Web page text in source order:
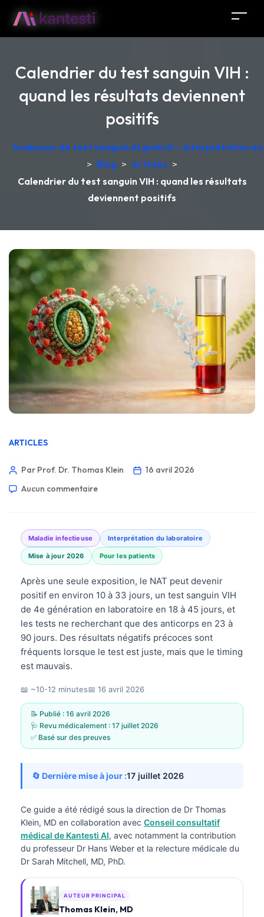
Calendrier du test sanguin VIH :
quand les résultats deviennent
positifs
Analyseur de test sanguin AI gratuit – Interprétation
> Blog > Articles >
Calendrier du test sanguin VIH : quand les résultats
deviennent positifs
ARTICLES
Par Prof. Dr. Thomas Klein
16 avril 2026
Aucun commentaire
Maladie infectieuse Interprétation du laboratoire
Mise à jour 2026 Pour les patients
Après une seule exposition, le NAT peut devenir
positif en environ 10 à 33 jours, un test sanguin VIH
de 4e génération en laboratoire en 18 à 45 jours, et
les tests ne recherchant que des anticorps en 23 à
90 jours. Des résultats négatifs précoces sont
fréquents lorsque le test est juste, mais que le timing
est mauvais.
📖 ~10-12 minutes📅 16 avril 2026
📝 Publié : 16 avril 2026
🩺 Revu médicalement : 17 juillet 2026
✅ Basé sur des preuves
🔄 Dernière mise à jour :17 juillet 2026
Ce guide a été rédigé sous la direction de Dr Thomas
Klein, MD en collaboration avec Conseil consultatif
médical de Kantesti AI, avec notamment la contribution
du professeur Dr Hans Weber et la relecture médicale du
Dr Sarah Mitchell, MD, PhD.
AUTEUR PRINCIPAL
Thomas Klein, MD